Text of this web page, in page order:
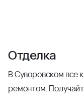
Отделка
В Суворовском все
ремонтом.